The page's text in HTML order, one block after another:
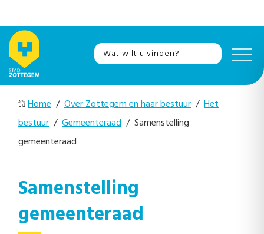
Home / Over Zottegem en haar bestuur / Het
bestuur / Gemeenteraad / Samenstelling
gemeenteraad
Samenstelling
gemeenteraad